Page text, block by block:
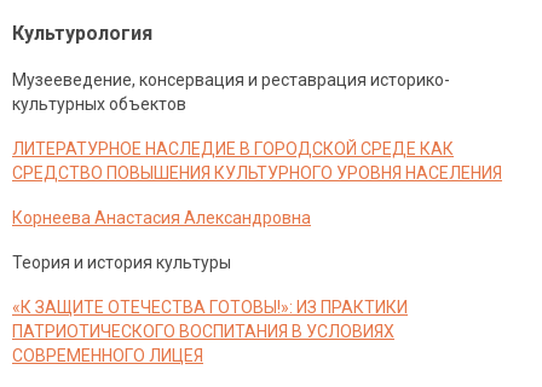
Культурология
Музееведение, консервация и реставрация историко-
культурных объектов
ЛИТЕРАТУРНОЕ НАСЛЕДИЕ В ГОРОДСКОЙ СРЕДЕ КАК
СРЕДСТВО ПОВЫШЕНИЯ КУЛЬТУРНОГО УРОВНЯ НАСЕЛЕНИЯ
Корнеева Анастасия Александровна
Теория и история культуры
«К ЗАЩИТЕ ОТЕЧЕСТВА ГОТОВЫ!»: ИЗ ПРАКТИКИ
ПАТРИОТИЧЕСКОГО ВОСПИТАНИЯ В УСЛОВИЯХ
СОВРЕМЕННОГО ЛИЦЕЯ